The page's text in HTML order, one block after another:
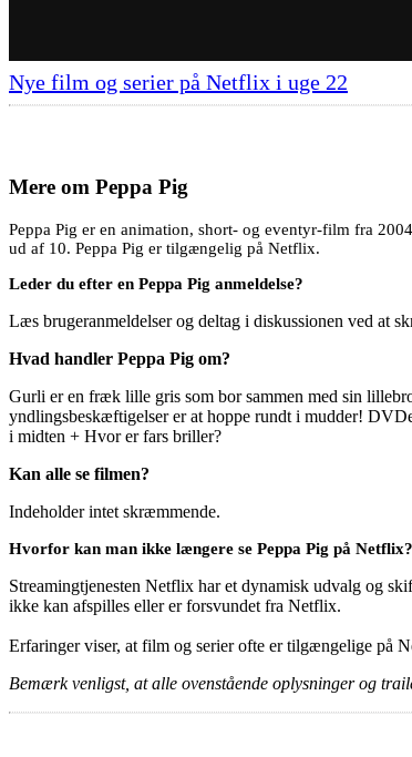
Nye film og serier på Netflix i uge 22
Mere om Peppa Pig
Peppa Pig er en animation, short- og eventyr-film fra
ud af 10. Peppa Pig er tilgængelig på Netflix.
Leder du efter en Peppa Pig anmeldelse?
Læs brugeranmeldelser og deltag i diskussionen ved at
Hvad handler Peppa Pig om?
Gurli er en fræk lille gris som bor sammen med sin
yndlingsbeskæftigelser er at hoppe rundt i mudder!
i midten + Hvor er fars briller?
Kan alle se filmen?
Indeholder intet skræmmende.
Hvorfor kan man ikke længere se Peppa Pig på Netflix?
Streamingtjenesten Netflix har et dynamisk udvalg og
ikke kan afspilles eller er forsvundet fra Netflix.
Erfaringer viser, at film og serier ofte er tilgængelige på
Bemærk venligst, at alle ovenstående oplysninger og